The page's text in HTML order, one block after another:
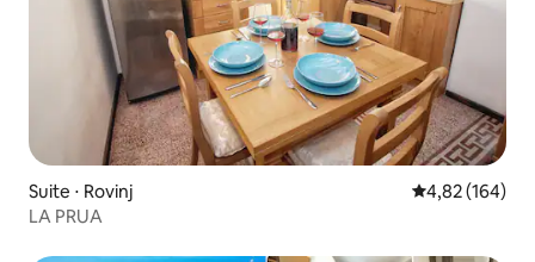
Suite ⋅ Rovinj Évaluation
4,82 (164)
LA PRUA